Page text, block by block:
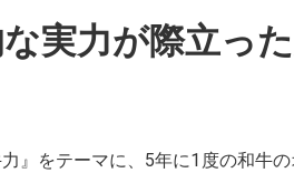
実力が際立っ
をテーマに、5年に1度の和牛の